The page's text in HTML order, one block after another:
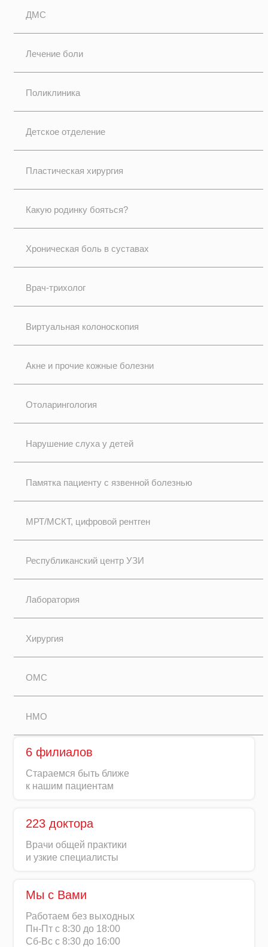
ДМС
Лечение боли
Поликлиника
Детское отделение
Пластическая хирургия
Какую родинку бояться?
Хроническая боль в суставах
Врач-трихолог
Виртуальная колоноскопия
Акне и прочие кожные болезни
Отоларингология
Нарушение слуха у детей
Памятка пациенту с язвенной болезнью
МРТ/МСКТ, цифровой рентген
Республиканский центр УЗИ
Лаборатория
Хирургия
ОМС
НМО
6 филиалов
Стараемся быть ближе
к нашим пациентам
223 доктора
Врачи общей практики
и узкие специалисты
Мы с Вами
Работаем без выходных
Пн-Пт с 8:30 до 18:00
Сб-Вс с 8:30 до 16:00